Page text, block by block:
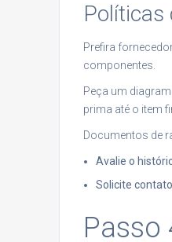
Políticas
Prefira
componentes.
Peça um
prima até o item
Documentos de
Avalie o
Solicite
Passo